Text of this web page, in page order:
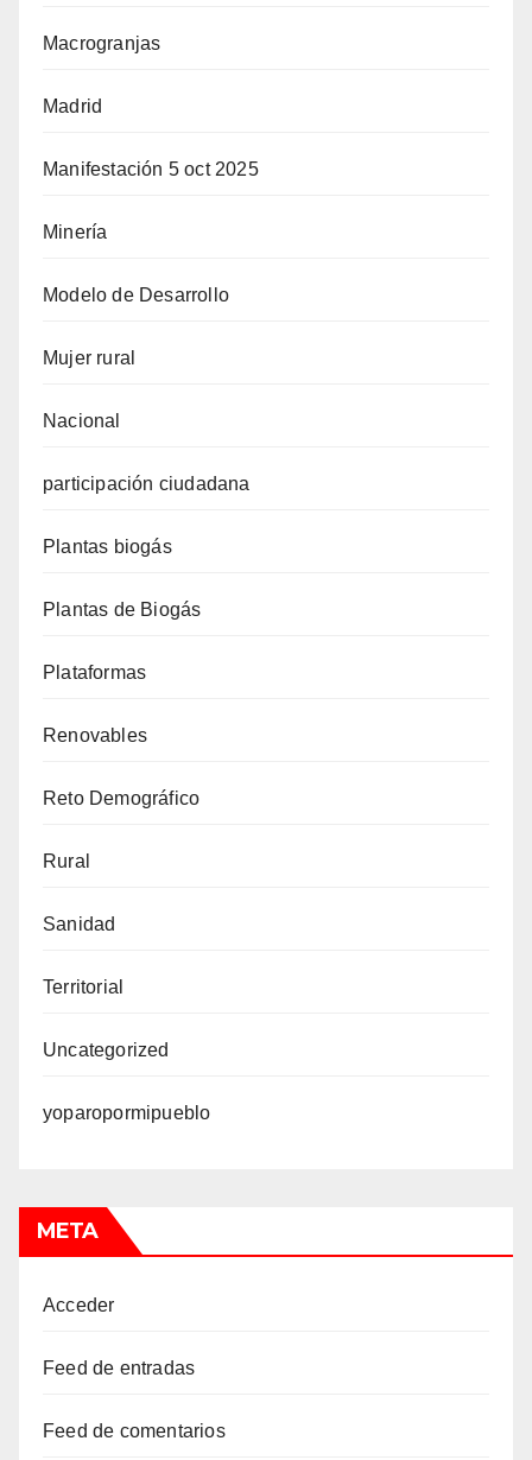
Macrogranjas
Madrid
Manifestación 5 oct 2025
Minería
Modelo de Desarrollo
Mujer rural
Nacional
participación ciudadana
Plantas biogás
Plantas de Biogás
Plataformas
Renovables
Reto Demográfico
Rural
Sanidad
Territorial
Uncategorized
yoparopormipueblo
META
Acceder
Feed de entradas
Feed de comentarios